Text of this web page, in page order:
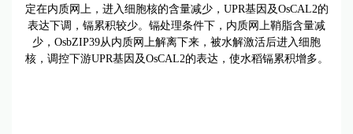
定在内质网上，进入细胞核的含量减少，UPR基因及OsCAL2的
表达下调，镉累积较少。镉处理条件下，内质网上鞘脂含量减
少，OsbZIP39从内质网上解离下来，被水解激活后进入细胞
核，调控下游UPR基因及OsCAL2的表达，使水稻镉累积增多。